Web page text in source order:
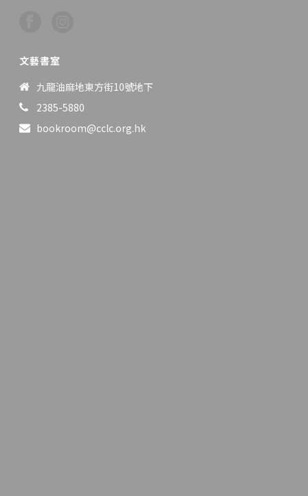
文藝書室
九龍油麻地東方街10號地下
2385-5880
bookroom@cclc.org.hk